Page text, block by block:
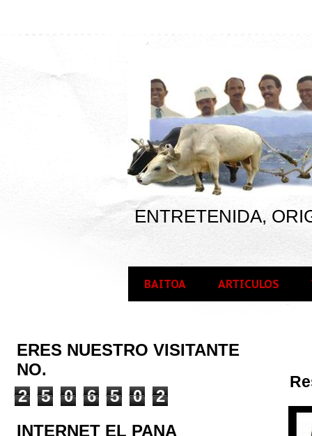
ENTRETENIDA,
BAITOA ARTICULOS
ERES NUESTRO VISITANTE
NO.
2
5 0 6 5 0
2
INTERNET EL PANA